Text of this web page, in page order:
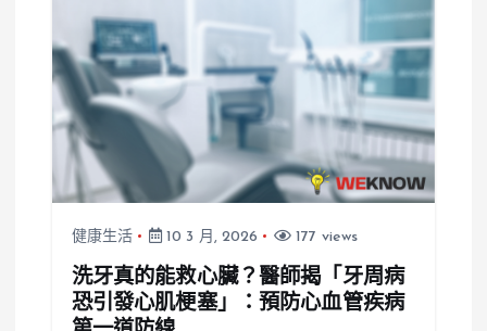
健康生活 10 3 月, 2026 177 views
洗牙真的能救心臟？醫師揭「牙周病
恐引發心肌梗塞」：預防心血管疾病